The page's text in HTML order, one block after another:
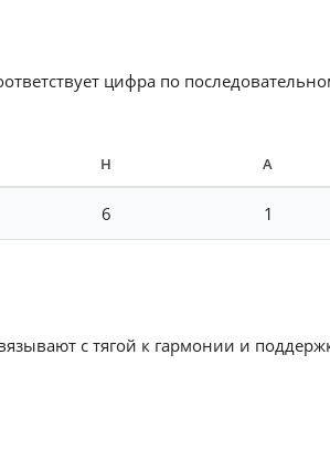
цифра по
Н А
6 1
с тягой к гармонии и